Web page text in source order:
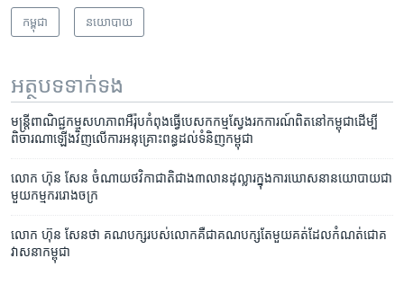
កម្ពុជា នយោបាយ
អត្ថបទ​ទាក់ទង
មន្ត្រី​ពាណិជ្ជកម្ម​សហ​ភាព​អឺរ៉ុប​កំពុង​ធ្វើ​បេសកកម្ម​ស្វែង​រក​ការណ៍​ពិត​នៅ​កម្ពុជា​​ដើម្បី​​
ពិចារណា​ឡើង​វិញ​​លើ​ការ​​អនុគ្រោះ​​ពន្ធ​​ដល់​​ទំនិញ​​កម្ពុជា
លោក ហ៊ុន សែន ចំណាយ​ថវិកា​ជាតិ​ជាង​៣លាន​ដុល្លារ​ក្នុង​ការ​ឃោសនា​នយោបាយ​ជា​
មួយ​កម្មករ​រោងចក្រ
លោក​ ហ៊ុន សែន​ថា​ គណបក្ស​របស់​លោក​គឺ​ជា​គណបក្ស​តែ​មួយ​គត់​ដែល​កំណត់​ជោគ​
វាសនា​កម្ពុជា